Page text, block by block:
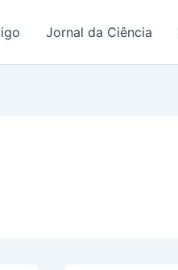
Jornal da Ciência